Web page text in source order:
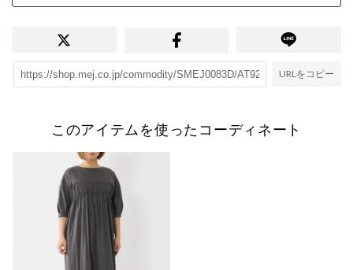
URLをコピー
このアイテムを使ったコーディネート